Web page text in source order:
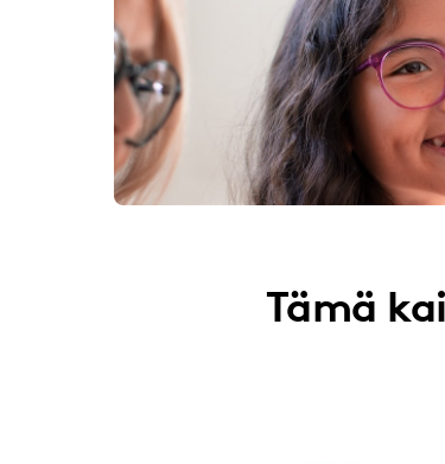
Tämä